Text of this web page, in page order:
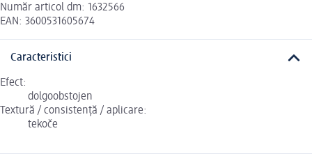
Număr articol dm: 1632566
EAN: 3600531605674
Caracteristici
Efect:
dolgoobstojen
Textură / consistență / aplicare:
tekoče